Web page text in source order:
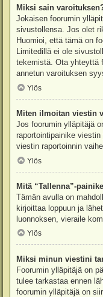
Miksi sain
Jokaisen foorumin
sivustollensa. Jos olet
Huomioi, että tämä on
Limitedillä ei ole
tekemistä. Ota yhteyttä
annetun varoituksen
Ylös
Miten ilmoitan viestin
Jos foorumin ylläpitäjä
raportointipainike
viestin raportoinnin
Ylös
Mitä “Tallenna”-
Tämän avulla on
kirjoittaa loppuun ja
luonnoksen, vieraile
Ylös
Miksi minun viestini
Foorumin ylläpitäjä on
tulee tarkastaa ennen
foorumin ylläpitäjä on